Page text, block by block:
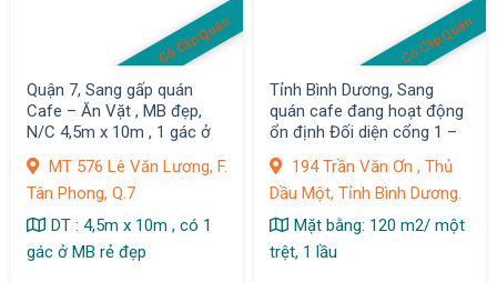
Có Clip Quán
Quận 7, Sang gấp quán
Cafe – Ăn Vặt , MB đẹp,
N/C 4,5m x 10m , 1 gác ở
MT 576 Lê Văn Lương, F.
Tân Phong, Q.7
DT : 4,5m x 10m , có 1
gác ở MB rẻ đẹp
Có Clip Quán
Tỉnh Bình Dương, Sang
quán cafe đang hoạt động
ổn định Đối diện cổng 1 –
Dầu 1194 Trần Văn Ơn , Thủ
Dầu Một, Tỉnh Bình Dương.
Mặt bằng: 120 m2/ một
trệt, 1 lầu